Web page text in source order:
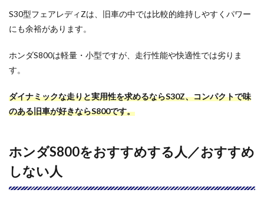
S30型フェアレディZは、旧車の中では比較的維持しやすくパワー
にも余裕があります。
ホンダS800は軽量・小型ですが、走行性能や快適性では劣りま
す。
ダイナミックな走りと実用性を求めるならS30Z、コンパクトで味
のある旧車が好きならS800です。
ホンダS800をおすすめする人／おすすめ
しない人